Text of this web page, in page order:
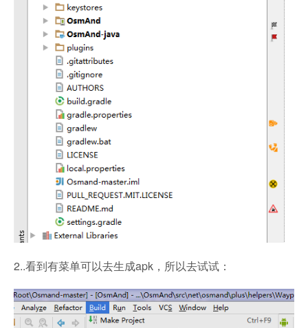
2..看到有菜单可以去生成apk，所以去试试：